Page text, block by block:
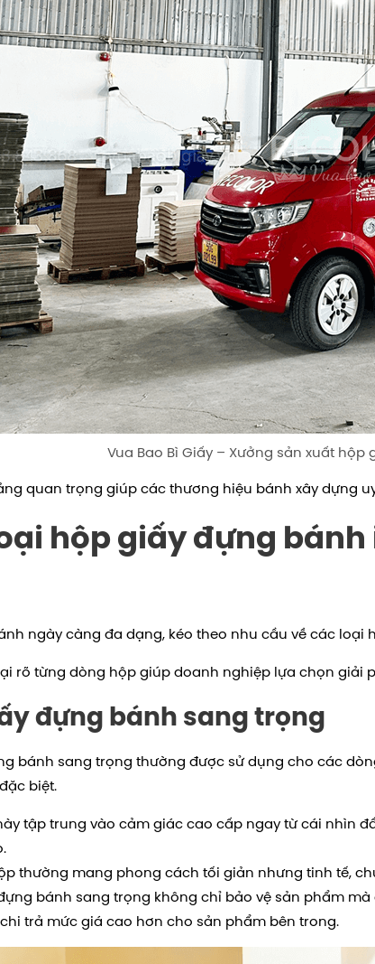
Vua Bao Bì Giấy – Xưởng sản xuất
quan trọng giúp các thương hiệu bánh xây dựng
hộp giấy đựng
ngày càng đa dạng, kéo theo nhu cầu về các
rõ từng dòng hộp giúp doanh nghiệp lựa chọn giải
đựng bánh sang trọng
bánh sang trọng thường được sử dụng cho các
biệt.
tập trung vào cảm giác cao cấp ngay từ cái nhìn
thường mang phong cách tối giản nhưng tinh tế,
bánh sang trọng không chỉ bảo vệ sản phẩm
trả mức giá cao hơn cho sản phẩm bên trong.